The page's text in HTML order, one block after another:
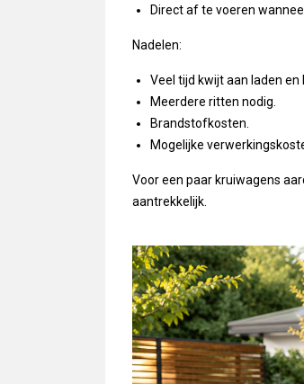
Direct af te voeren
Nadelen:
Veel tijd kwijt aan laden en
Meerdere ritten nodig.
Brandstofkosten.
Mogelijke
Voor een paar kruiwagens
aantrekkelijk.